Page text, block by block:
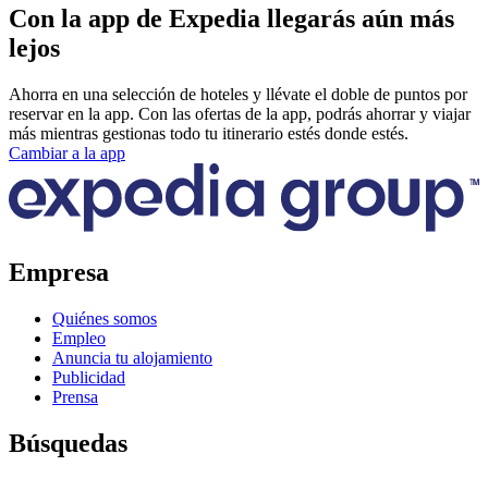
Con la app de Expedia llegarás aún más
lejos
Ahorra en una selección de hoteles y llévate el doble de puntos por
reservar en la app. Con las ofertas de la app, podrás ahorrar y viajar
más mientras gestionas todo tu itinerario estés donde estés.
Cambiar a la app
Empresa
Quiénes somos
Empleo
Anuncia tu alojamiento
Publicidad
Prensa
Búsquedas